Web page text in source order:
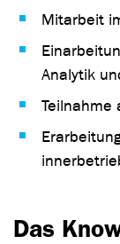
Mitarbeit
Analytik
Teilnahme
Das